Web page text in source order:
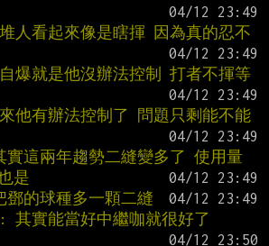
人看起來像是瞎揮 因為真的忍不
爆就是他沒辦法控制 打者不揮等
他有辦法控制了 問題只剩能不能
實這兩年趨勢二縫變多了 使用量
是
鄧的球種多一顆二縫
: 其實能當好中繼咖就很好了